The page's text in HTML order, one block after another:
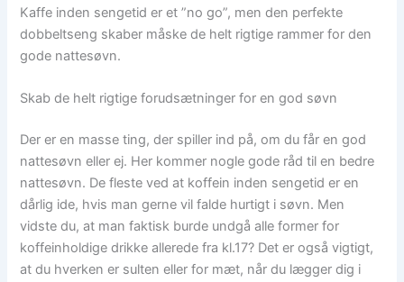
Kaffe inden sengetid er et ”no go”, men den perfekte
dobbeltseng skaber måske de helt rigtige rammer for den
gode nattesøvn.
Skab de helt rigtige forudsætninger for en god søvn
Der er en masse ting, der spiller ind på, om du får en god
nattesøvn eller ej. Her kommer nogle gode råd til en bedre
nattesøvn. De fleste ved at koffein inden sengetid er en
dårlig ide, hvis man gerne vil falde hurtigt i søvn. Men
vidste du, at man faktisk burde undgå alle former for
koffeinholdige drikke allerede fra kl.17? Det er også vigtigt,
at du hverken er sulten eller for mæt, når du lægger dig i